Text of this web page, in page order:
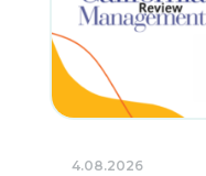
4.08.2026